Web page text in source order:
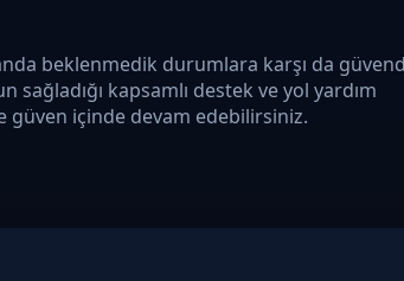
beklenmedik durumlara karşı da
kapsamlı destek ve yol yardım
güven içinde devam edebilirsiniz.